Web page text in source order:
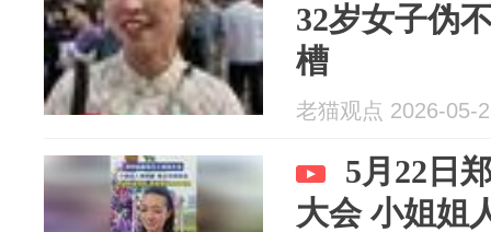
32岁女子伪
槽
老猫观点 2026-05-
5月22日
大会 小姐姐